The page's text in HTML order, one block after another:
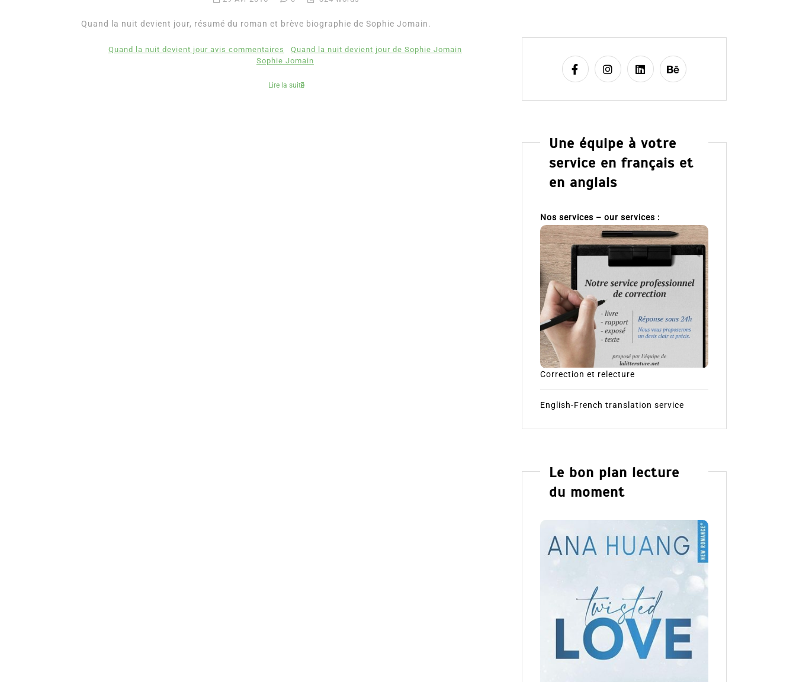
Quand la nuit devient jour, résumé du roman et brève biographie de Sophie Jomain.
Quand la nuit devient jour avis commentaires
Quand la nuit devient jour de Sophie Jomain
Sophie Jomain
Lire la suite
Une équipe à votre
service en français et
en anglais
Nos services – our services :
Correction et relecture
English-French translation service
Le bon plan lecture
du moment